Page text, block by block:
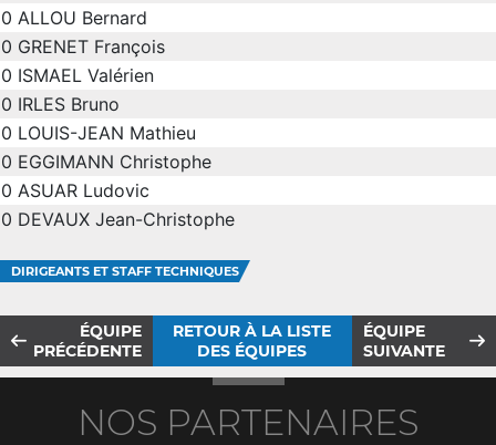
0 ALLOU Bernard
0 GRENET François
0 ISMAEL Valérien
0 IRLES Bruno
0 LOUIS-JEAN Mathieu
0 EGGIMANN Christophe
0 ASUAR Ludovic
0 DEVAUX Jean-Christophe
DIRIGEANTS ET STAFF TECHNIQUES
ÉQUIPE
PRÉCÉDENTE
RETOUR À LA LISTE
DES ÉQUIPES
ÉQUIPE
SUIVANTE
NOS PARTENAIRES